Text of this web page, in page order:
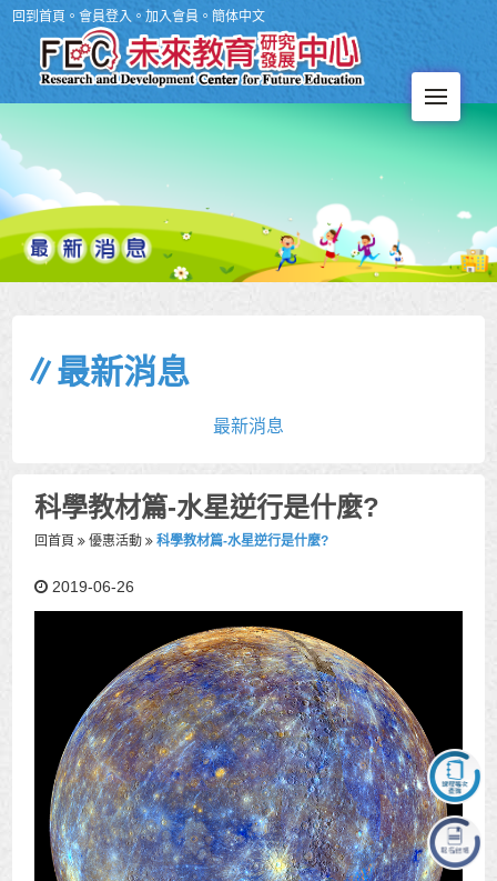
回到首頁 。會員登入 。加入會員 。簡体中文
∥最新消息
最新消息
科學教材篇-水星逆行是什麼?
回首頁 優惠活動 科學教材篇-水星逆行是什麼?
2019-06-26